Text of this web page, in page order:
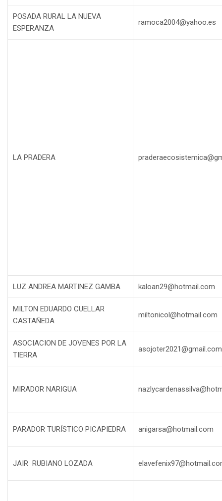
POSADA RURAL LA NUEVA
ESPERANZA
ramoca2004@yahoo.es
LA PRADERA
LUZ ANDREA MARTINEZ GAMBA kaloan29@hotmail.com
MILTON EDUARDO CUELLAR
CASTAÑEDA
miltonicol@hotmail.com
ASOCIACION DE JOVENES POR LA
TIERRA
asojoter2021@gmail.com
MIRADOR NARIGUA
PARADOR TURÍSTICO PICAPIEDRA anigarsa@hotmail.com
JAIR RUBIANO LOZADA